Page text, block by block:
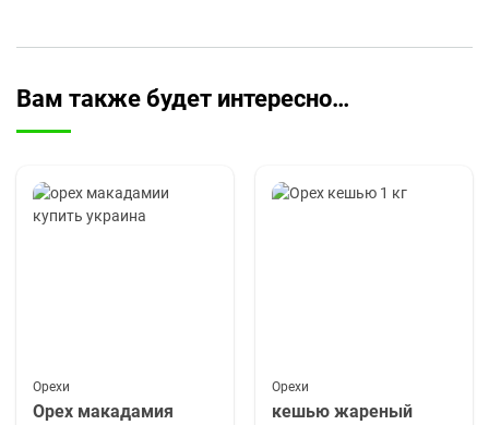
Вам также будет интересно…
Орехи
Орех макадамия
Орехи
кешью жареный